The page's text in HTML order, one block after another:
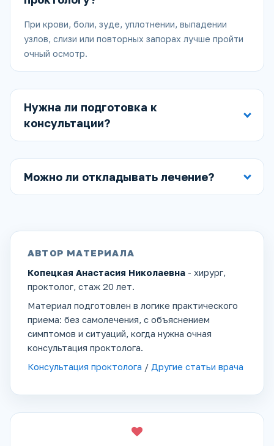
При крови, боли, зуде, уплотнении, выпадении
узлов, слизи или повторных запорах лучше пройти
очный осмотр.
Нужна ли подготовка к
консультации?
Можно ли откладывать лечение?
АВТОР МАТЕРИАЛА
Копецкая Анастасия Николаевна - хирург,
проктолог, стаж 20 лет.
Материал подготовлен в логике практического
приема: без самолечения, с объяснением
симптомов и ситуаций, когда нужна очная
консультация проктолога.
Консультация проктолога / Другие статьи врача